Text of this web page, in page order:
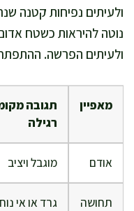
ולעיתים נפיחות קטנה
נוטה להיראות כשטח
ולעיתים הפרשה.
מאפיין
תגובה
רגילה
אודם מוגבל ויציב
תחושה גרד או אי